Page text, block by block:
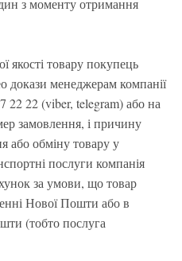
з моменту отримання
якості товару покупець
докази менеджерам компанії
22 (viber, telegram) або на
замовлення, і причину
або обміну товару у
послуги компанія
за умови, що товар
Нової Пошти або в
(тобто послуга